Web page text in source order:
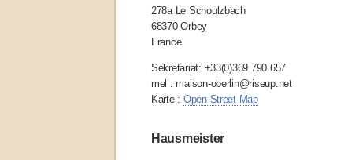
278a Le Schoulzbach
68370 Orbey
France
Sekretariat: +33(0)369 790 657
mel : maison-oberlin@riseup.net
Karte : Open Street Map
Hausmeister